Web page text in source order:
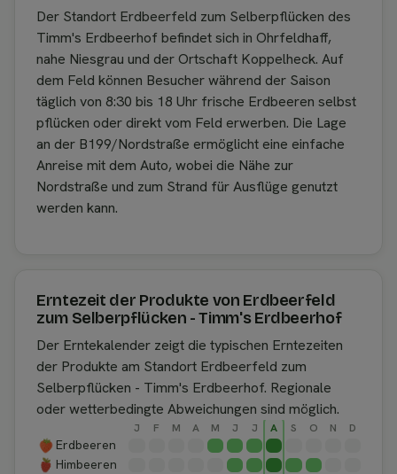
Der Standort Erdbeerfeld zum Selberpflücken des
Timm's Erdbeerhof befindet sich in Ohrfeldhaff,
nahe Niesgrau und der Ortschaft Koppelheck. Auf
dem Feld können Besucher während der Saison
täglich von 8:30 bis 18 Uhr frische Erdbeeren selbst
pflücken oder direkt vom Feld erwerben. Die Lage
an der B199/Nordstraße ermöglicht eine einfache
Anreise mit dem Auto, wobei die Nähe zur
Nordstraße und zum Strand für Ausflüge genutzt
werden kann.
Erntezeit der Produkte von Erdbeerfeld
zum Selberpflücken - Timm's Erdbeerhof
Der Erntekalender zeigt die typischen Erntezeiten
der Produkte am Standort Erdbeerfeld zum
Selberpflücken - Timm's Erdbeerhof. Regionale
oder wetterbedingte Abweichungen sind möglich.
J F M A M J J A S O N D
Erdbeeren
Himbeeren